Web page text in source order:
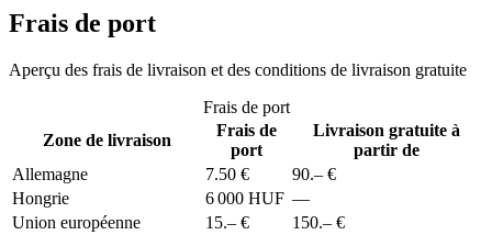
Frais de port
Aperçu des frais de livraison et des conditions de livraison gratuite
Frais de port
Zone de livraison
Frais de
port
Livraison gratuite à
partir de
Allemagne
7.50 €
90.– €
Hongrie
6 000 HUF —
Union européenne
15.– €
150.– €